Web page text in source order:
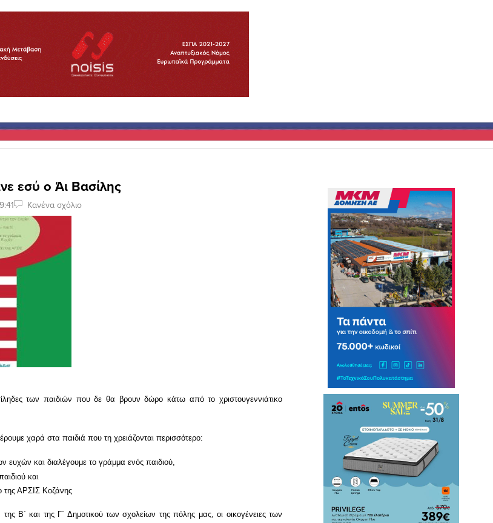
εσύ ο Άι Βασίλης
Κανένα σχόλιο
των παιδιών που δε θα βρουν δώρο κάτω από το χριστουγεννιάτικο
χαρά στα παιδιά που τη χρειάζονται περισσότερο:
ευχών και διαλέγουμε το γράμμα ενός παιδιού,
και
της ΑΡΣΙΣ Κοζάνης
της Β΄ και της Γ΄ Δημοτικού των σχολείων της πόλης μας, οι οικογένειες των